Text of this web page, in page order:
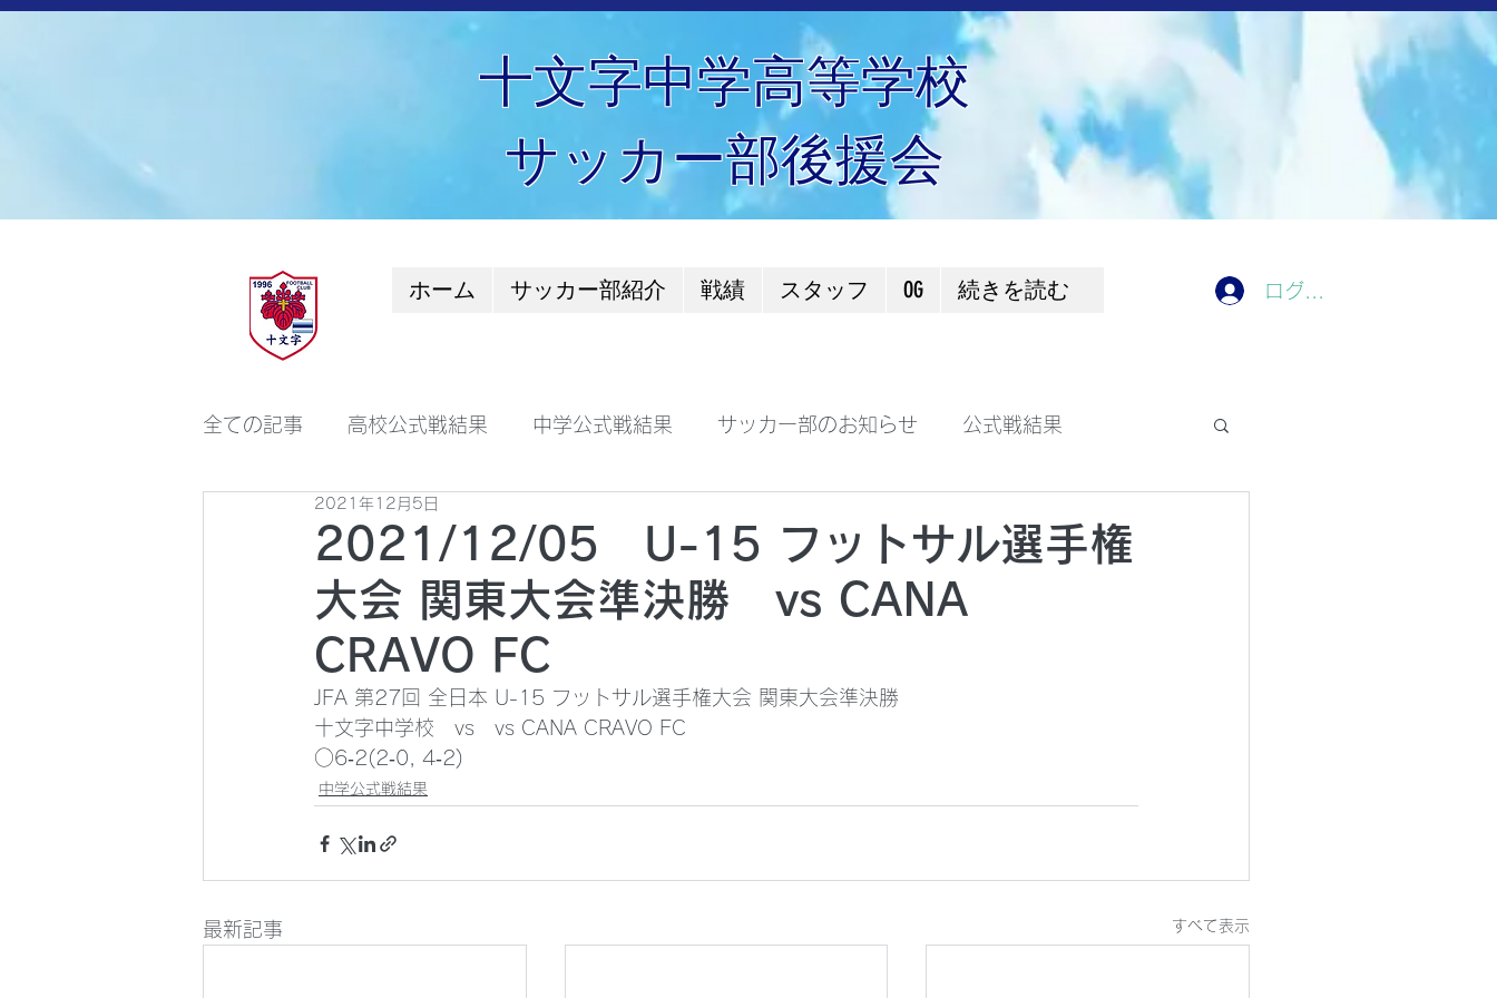
十文字中学高等学校
サッカー部後援会
ホーム サッカー部紹介 戦績 スタッフ OG 続きを読む ログイン
全ての記事 高校公式戦結果 中学公式戦結果 サッカー部のお知らせ 公式戦結果
2021/12/05 U-15 フットサル選手権
大会 関東大会準決勝 vs CANA
CRAVO FC
2021年12月5日
JFA 第27回 全日本 U-15 フットサル選手権大会 関東大会準決勝
十文字中学校　vs　vs CANA CRAVO FC
○6‐2(2‐0, 4‐2)
中学公式戦結果
最新記事 すべて表示